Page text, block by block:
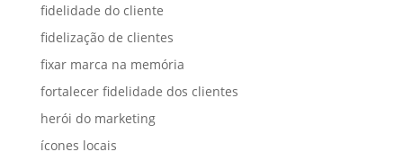
fidelidade do cliente
fidelização de clientes
fixar marca na memória
fortalecer fidelidade dos clientes
herói do marketing
ícones locais